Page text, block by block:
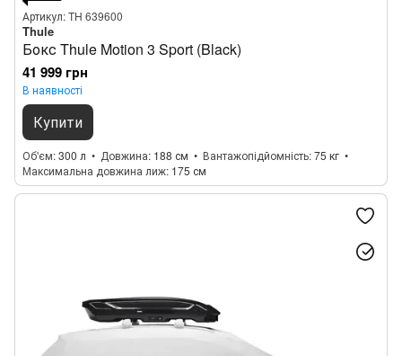
Артикул: TH 639600
Thule
Бокс Thule Motion 3 Sport (Black)
41 999 грн
В наявності
Купити
Об'єм 300 л Довжина 188 см Вантажопідйомність 75 кг
Максимальна довжина лиж 175 см